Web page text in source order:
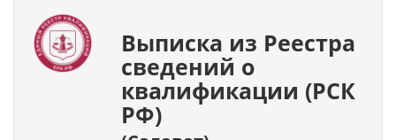
Выписка из Реестра
сведений о
квалификации (РСК
РФ)